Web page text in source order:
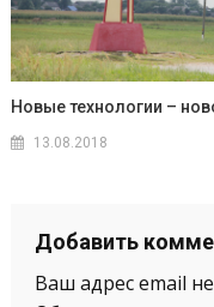
Новые технологии –
13.08.2018
Добавить
Ваш адрес email